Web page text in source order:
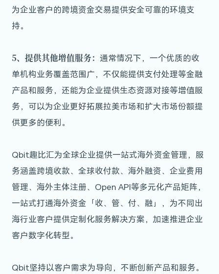
为企业客户的跨境资金交易提供安全可靠的环境支
持。
5、提供其他增值服务： 通常情况下，一个优质的收
单机构业务覆盖范围广，不仅能提供支付处理等金融
产品和服务，还能为企业提供生态资源对接等增值服
务，可以为企业更好拓展拉美市场和扩大市场份额提
供更多的便利。
Qbit趣比汇为全球企业提供一站式海外资金管理，服
务涵盖跨境收款、全球收付款、海外融资、企业费用
管理、海外主体注册、Open API等多元化产品矩阵，
一站式打通海外资金「收、管、付、融」，为不同出
海行业客户提供定制化服务解决方案，加速推进企业
客户数字化转型。
Qbit坚持以客户需求为导向，不断创新产品和服务。